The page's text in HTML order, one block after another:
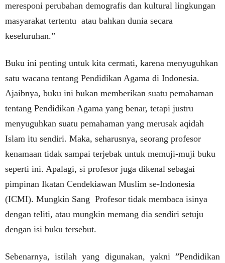
meresponi perubahan demografis dan kultural lingkungan
masyarakat tertentu atau bahkan dunia secara
keseluruhan.”
Buku ini penting untuk kita cermati, karena menyuguhkan
satu wacana tentang Pendidikan Agama di Indonesia.
Ajaibnya, buku ini bukan memberikan suatu pemahaman
tentang Pendidikan Agama yang benar, tetapi justru
menyuguhkan suatu pemahaman yang merusak aqidah
Islam itu sendiri. Maka, seharusnya, seorang profesor
kenamaan tidak sampai terjebak untuk memuji-muji buku
seperti ini. Apalagi, si profesor juga dikenal sebagai
pimpinan Ikatan Cendekiawan Muslim se-Indonesia
(ICMI). Mungkin Sang Profesor tidak membaca isinya
dengan teliti, atau mungkin memang dia sendiri setuju
dengan isi buku tersebut.
Sebenarnya, istilah yang digunakan, yakni ”Pendidikan